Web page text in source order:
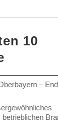
10
–
betrieblichen